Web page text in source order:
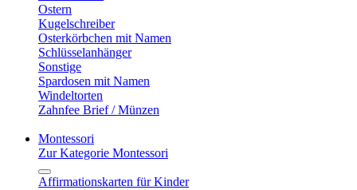
Ostern
Kugelschreiber
Osterkörbchen mit Namen
Schlüsselanhänger
Sonstige
Spardosen mit Namen
Windeltorten
Zahnfee Brief / Münzen
Montessori
Zur Kategorie Montessori
Affirmationskarten für Kinder